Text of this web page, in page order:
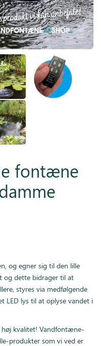
fontæne
og egner sig til den lille
og dette bidrager til at
styres via medfølgende
LED lys til at oplyse vandet i
kvalitet! Vandfontæne-
produkter som vi ved er